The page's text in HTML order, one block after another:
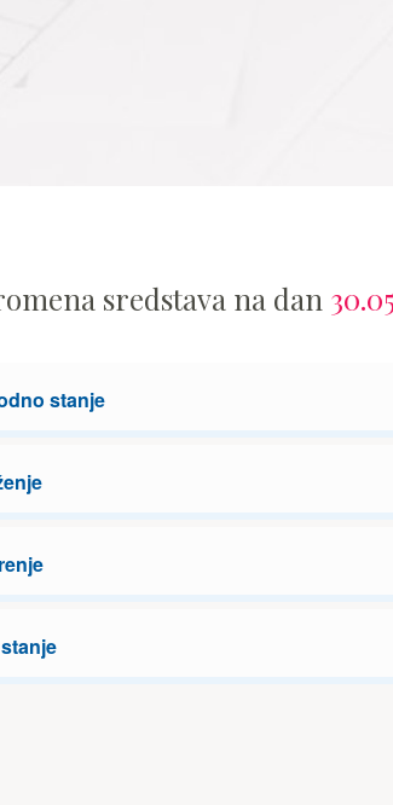
sredstava na dan
stanje